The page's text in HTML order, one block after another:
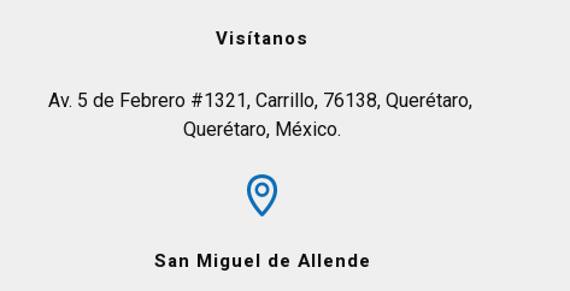
Visítanos
Av. 5 de Febrero #1321, Carrillo, 76138, Querétaro,
Querétaro, México.
San Miguel de Allende